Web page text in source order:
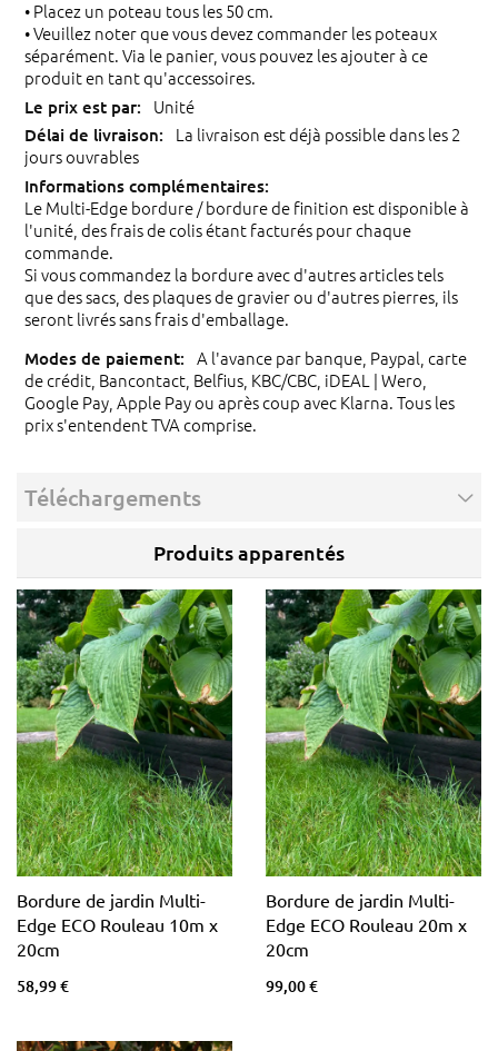
• Placez un poteau tous les 50 cm.
• Veuillez noter que vous devez commander les poteaux
séparément. Via le panier, vous pouvez les ajouter à ce
produit en tant qu'accessoires.
Unité
La livraison est déjà possible dans les 2
jours ouvrables
Le Multi-Edge bordure / bordure de finition est disponible à
l'unité, des frais de colis étant facturés pour chaque
commande.
Si vous commandez la bordure avec d'autres articles tels
que des sacs, des plaques de gravier ou d'autres pierres, ils
seront livrés sans frais d'emballage.
A l'avance par banque, Paypal, carte
de crédit, Bancontact, Belfius, KBC/CBC, iDEAL | Wero,
Google Pay, Apple Pay ou après coup avec Klarna. Tous les
prix s'entendent TVA comprise.
Téléchargements
Produits apparentés
Bordure de jardin Multi-
Edge ECO Rouleau 10m x
20cm
58,99 €
Bordure de jardin Multi-
Edge ECO Rouleau 20m x
20cm
99,00 €